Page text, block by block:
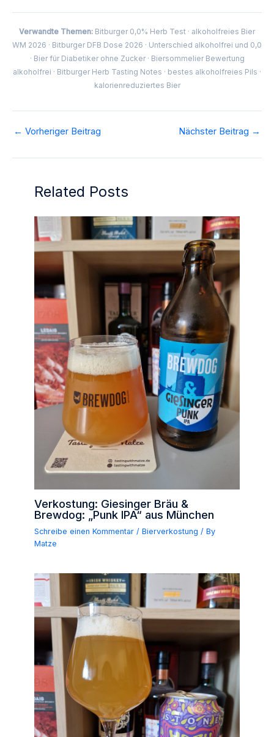
Verwandte Themen: Bitburger 0,0% Herb Test · alkoholfreies Bier
WM 2026 · Bitburger DFB Dose 2026 · Unterschied alkoholfrei und 0,0
· Bier für Diabetiker ohne Zucker · Biersommelier Bewertung
alkoholfrei · Bitburger Herb Tasting Notes · bestes alkoholfreies Pils ·
kalorienreduziertes Bier
← Vorheriger Beitrag Nächster Beitrag →
Related Posts
Verkostung: Giesinger Bräu &
Brewdog: „Punk IPA“ aus München
Schreibe einen Kommentar /Bierverkostung / By
Matze